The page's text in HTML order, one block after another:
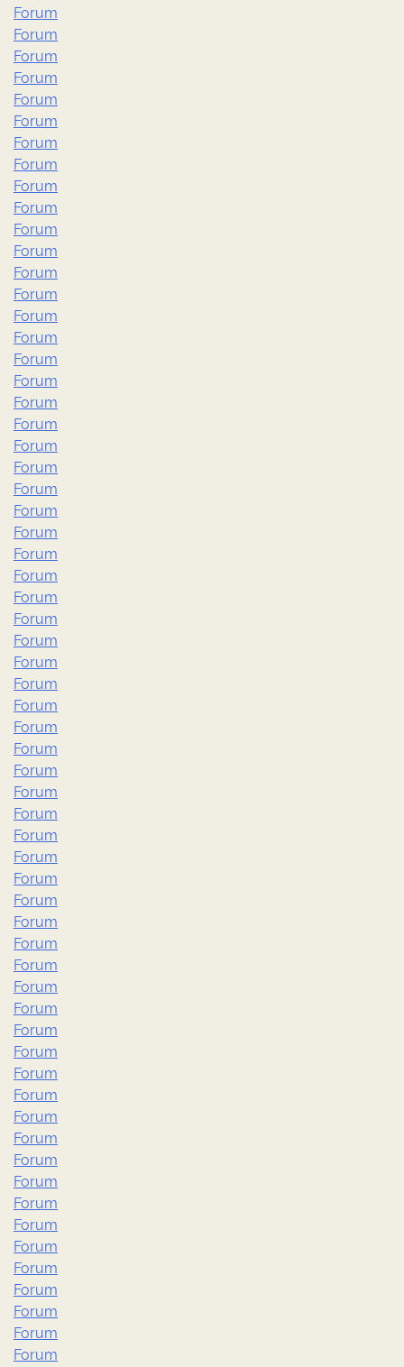
Forum
Forum
Forum
Forum
Forum
Forum
Forum
Forum
Forum
Forum
Forum
Forum
Forum
Forum
Forum
Forum
Forum
Forum
Forum
Forum
Forum
Forum
Forum
Forum
Forum
Forum
Forum
Forum
Forum
Forum
Forum
Forum
Forum
Forum
Forum
Forum
Forum
Forum
Forum
Forum
Forum
Forum
Forum
Forum
Forum
Forum
Forum
Forum
Forum
Forum
Forum
Forum
Forum
Forum
Forum
Forum
Forum
Forum
Forum
Forum
Forum
Forum
Forum